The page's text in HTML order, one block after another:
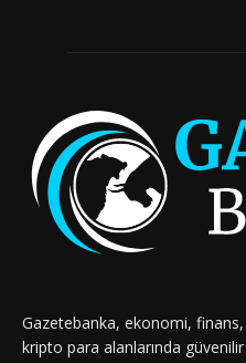
Gazetebanka, ekonomi,
kripto para alanlarında güvenilir